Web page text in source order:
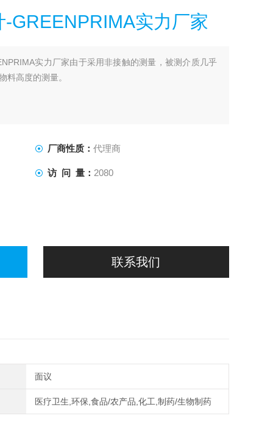
GREENPRIMA实力厂家
实力厂家由于采用非接触的测量，被测介质几乎
料高度的测量。
厂商性质： 代理商
访 问 量： 2080
联系我们
面议
医疗卫生,环保,食品/农产品,化工,制药/生物制药